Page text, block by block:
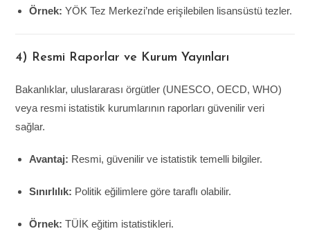
Örnek: YÖK Tez Merkezi’nde erişilebilen lisansüstü tezler.
4) Resmi Raporlar ve Kurum Yayınları
Bakanlıklar, uluslararası örgütler (UNESCO, OECD, WHO)
veya resmi istatistik kurumlarının raporları güvenilir veri
sağlar.
Avantaj: Resmi, güvenilir ve istatistik temelli bilgiler.
Sınırlılık: Politik eğilimlere göre taraflı olabilir.
Örnek: TÜİK eğitim istatistikleri.